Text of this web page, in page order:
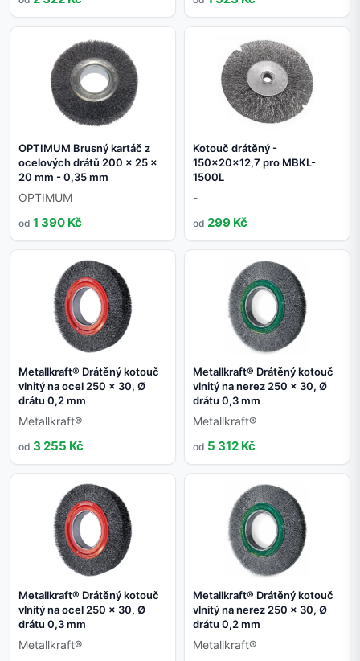
OPTIMUM Brusný kartáč z
ocelových drátů 200 x 25 x
20 mm - 0,35 mm
OPTIMUM
od 1 390 Kč
Kotouč drátěný -
150x20x12,7 pro MBKL-
1500L
-
od 299 Kč
Metallkraft® Drátěný kotouč
vlnitý na ocel 250 x 30, Ø
drátu 0,2 mm
Metallkraft®
od 3 255 Kč
Metallkraft® Drátěný kotouč
vlnitý na nerez 250 x 30, Ø
drátu 0,3 mm
Metallkraft®
od 5 312 Kč
Metallkraft® Drátěný kotouč
vlnitý na ocel 250 x 30, Ø
drátu 0,3 mm
Metallkraft®
Metallkraft® Drátěný kotouč
vlnitý na nerez 250 x 30, Ø
drátu 0,2 mm
Metallkraft®